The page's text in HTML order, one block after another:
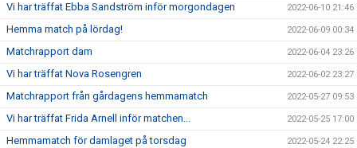
Vi har träffat Ebba Sandström inför morgondagen 2022-06-10 21:46
Hemma match på lördag! 2022-06-09 00:34
Matchrapport dam 2022-06-04 23:26
Vi har träffat Nova Rosengren 2022-06-02 23:27
Matchrapport från gårdagens hemmamatch 2022-05-27 09:53
Vi har träffat Frida Arnell inför matchen... 2022-05-25 17:00
Hemmamatch för damlaget på torsdag 2022-05-24 22:25